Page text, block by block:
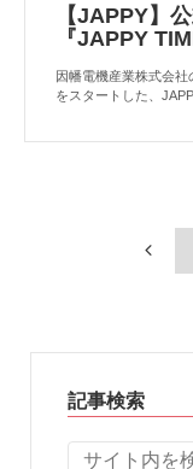
【JAPPY】
『JAPPY
因幡電機産業株式会
をスタートした、
記事検索